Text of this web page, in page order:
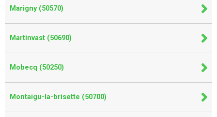
Marigny (50570)
Martinvast (50690)
Mobecq (50250)
Montaigu-la-brisette (50700)